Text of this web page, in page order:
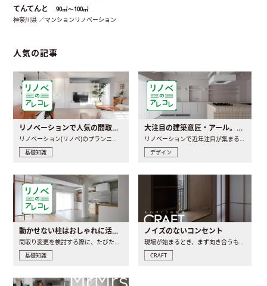
てんてんと 90㎡〜100㎡
神奈川県 ／マンションリノベーション
人気の記事
リノベーションで人気の間取りとは？トレンドの間取りと実例を徹底解説
リノベーション(リノベ)のプランニングで一番最初に決めるのは..
基礎知識
大注目の建築意匠・アール。人気の理由と空間に取り入れるポイント
リノベーションで近年注目が集まる建築意匠の一つであるアール..
デザイン
動かせない柱はおしゃれに活用！柱を魅せるリノベーション(リノベ)4選
間取り変更を検討する際に、たびたび皆さんの頭を悩ませる動か..
基礎知識
ノイズのないコンセント
現場が始まるとき、まず向き合うものの一つがコンセントです..
CRAFT